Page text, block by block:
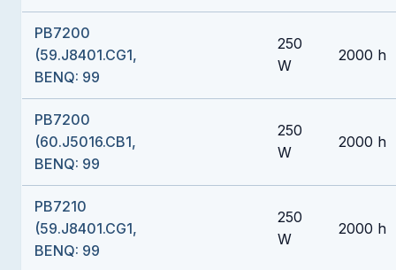
PB7200
(59.J8401.CG1,
BENQ: 99
250
W
2000 h
PB7200
(60.J5016.CB1,
BENQ: 99
250
W
2000 h
PB7210
(59.J8401.CG1,
BENQ: 99
250
W
2000 h